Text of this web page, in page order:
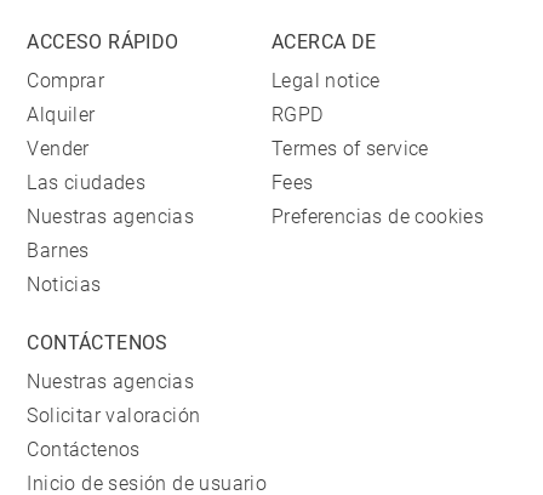
ACCESO RÁPIDO
Comprar
Alquiler
Vender
Las ciudades
Nuestras agencias
Barnes
Noticias
ACERCA DE
Legal notice
RGPD
Termes of service
Fees
Preferencias de cookies
CONTÁCTENOS
Nuestras agencias
Solicitar valoración
Contáctenos
Inicio de sesión de usuario